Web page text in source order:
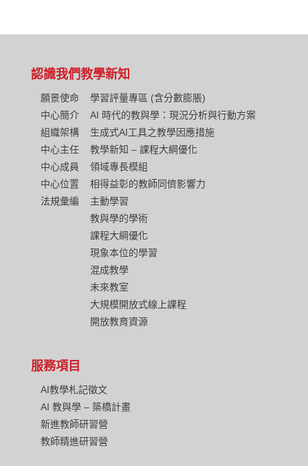
認識我們
願景使命
中心簡介
組織架構
中心主任
中心成員
中心位置
法規彙編
教學新知
學習評量專區 (含分數膨脹)
AI 時代的教與學：現況分析與行動方案
生成式AI工具之教學因應措施
教學新知 – 課程大綱優化
領域專長模組
相得益彰的教師同儕影響力
主動學習
教與學的學術
課程大綱優化
現象本位的學習
混成教學
未來教室
大規模開放式線上課程
開放教育資源
服務項目
AI教學札記徵文
AI 教與學 – 築橋計畫
新進教師研習營
教師精進研習營